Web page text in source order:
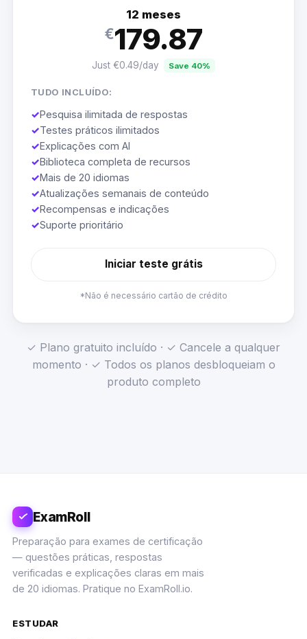
12 meses
€179.87
Just €0.49/day Save 40%
TUDO INCLUÍDO:
✓Pesquisa ilimitada de respostas
✓Testes práticos ilimitados
✓Explicações com AI
✓Biblioteca completa de recursos
✓Mais de 20 idiomas
✓Atualizações semanais de conteúdo
✓Recompensas e indicações
✓Suporte prioritário
Iniciar teste grátis
*Não é necessário cartão de crédito
✓ Plano gratuito incluído · ✓ Cancele a qualquer
momento · ✓ Todos os planos desbloqueiam o
produto completo
ExamRoll
Preparação para exames de certificação
— questões práticas, respostas
verificadas e explicações claras em mais
de 20 idiomas. Pratique no ExamRoll.io.
ESTUDAR